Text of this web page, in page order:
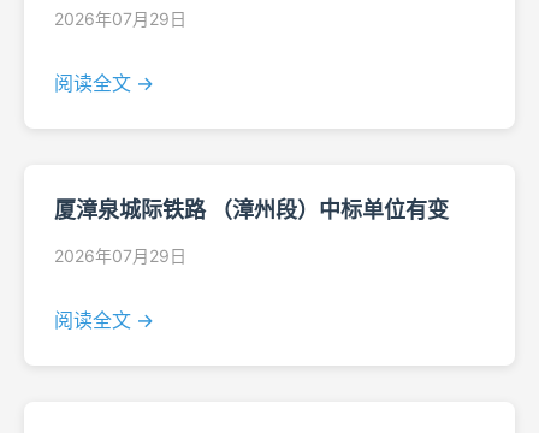
2026年07月29日
阅读全文 →
厦漳泉城际铁路 （漳州段）中标单位有变
2026年07月29日
阅读全文 →